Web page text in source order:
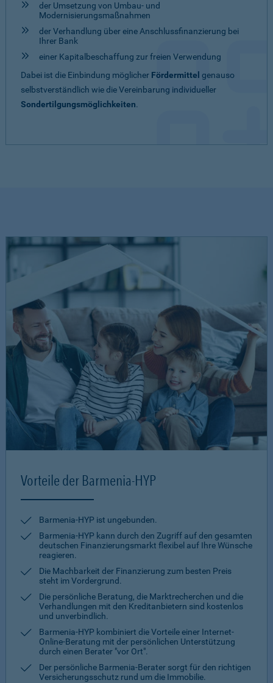
der Umsetzung von Umbau- und
Modernisierungsmaßnahmen
der Verhandlung über eine Anschlussfinanzierung bei
Ihrer Bank
einer Kapitalbeschaffung zur freien Verwendung
Dabei ist die Einbindung möglicher Fördermittel genauso
selbstverständlich wie die Vereinbarung individueller
Sondertilgungsmöglichkeiten.
Vorteile der Barmenia-HYP
Barmenia-HYP ist ungebunden.
Barmenia-HYP kann durch den Zugriff auf den gesamten
deutschen Finanzierungsmarkt flexibel auf Ihre Wünsche
reagieren.
Die Machbarkeit der Finanzierung zum besten Preis
steht im Vordergrund.
Die persönliche Beratung, die Marktrecherchen und die
Verhandlungen mit den Kreditanbietern sind kostenlos
und unverbindlich.
Barmenia-HYP kombiniert die Vorteile einer Internet-
Online-Beratung mit der persönlichen Unterstützung
durch einen Berater "vor Ort".
Der persönliche Barmenia-Berater sorgt für den richtigen
Versicherungsschutz rund um die Immobilie.